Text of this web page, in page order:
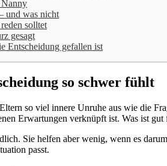
und was nicht
solltet
gesagt
Entscheidung gefallen ist
so schwer fühlt
so viel innere Unruhe aus wie die
Erwartungen verknüpft ist. Was ist
Sie helfen aber wenig, wenn es
passt.